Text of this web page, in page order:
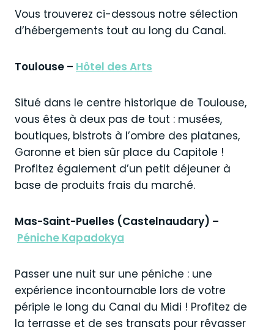
Vous trouverez ci-dessous notre sélection
d’hébergements tout au long du Canal.
Toulouse – Hôtel des Arts
Situé dans le centre historique de Toulouse,
vous êtes à deux pas de tout : musées,
boutiques, bistrots à l’ombre des platanes,
Garonne et bien sûr place du Capitole !
Profitez également d’un petit déjeuner à
base de produits frais du marché.
Mas-Saint-Puelles (Castelnaudary) –
Péniche Kapadokya
Passer une nuit sur une péniche : une
expérience incontournable lors de votre
périple le long du Canal du Midi ! Profitez de
la terrasse et de ses transats pour rêvasser